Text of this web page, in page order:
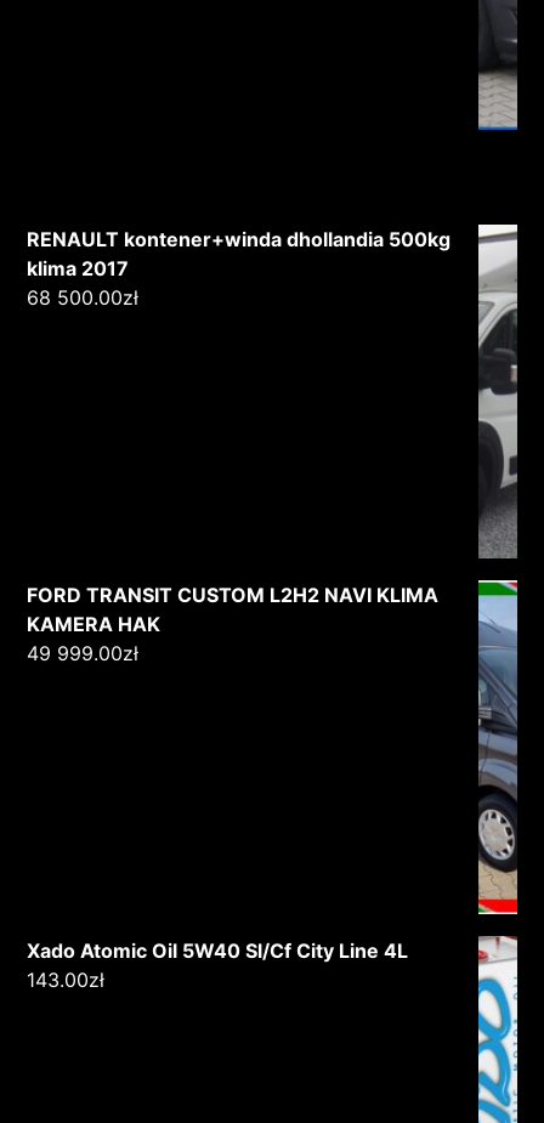
RENAULT kontener+winda dhollandia 500kg
klima 2017
68 500.00zł
FORD TRANSIT CUSTOM L2H2 NAVI KLIMA
KAMERA HAK
49 999.00zł
Xado Atomic Oil 5W40 Sl/Cf City Line 4L
143.00zł